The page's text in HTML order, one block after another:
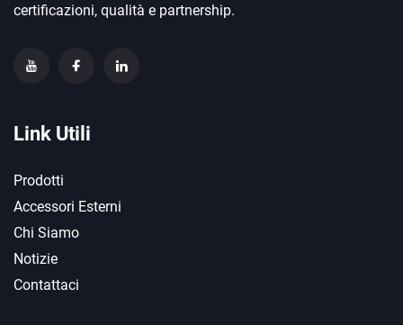
certificazioni, qualità e partnership.
Link Utili
Prodotti
Accessori Esterni
Chi Siamo
Notizie
Contattaci